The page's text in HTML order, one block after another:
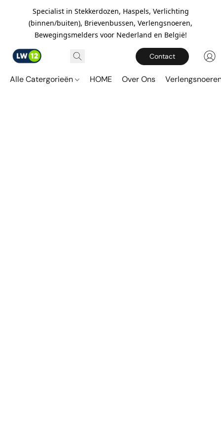
Specialist in Stekkerdozen, Haspels, Verlichting
(binnen/buiten), Brievenbussen, Verlengsnoeren,
Bewegingsmelders voor Nederland en België!
Contact
Alle Catergorieën HOME Over Ons